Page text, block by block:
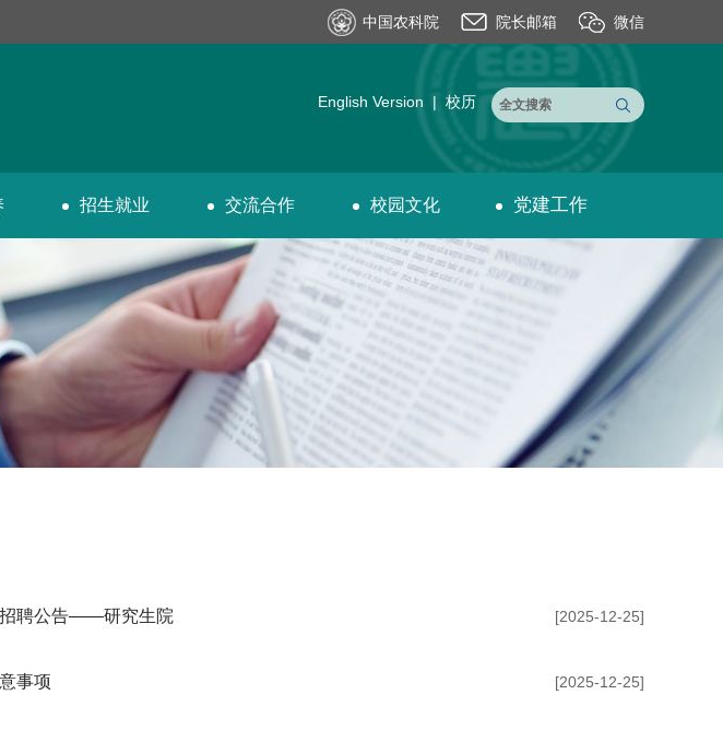
中国农科院 院长邮箱 微信
English Version | 校历
招生就业 交流合作 校园文化 党建工作
[2025-12-25]
招聘公告——研究生院
[2025-12-25]
事项